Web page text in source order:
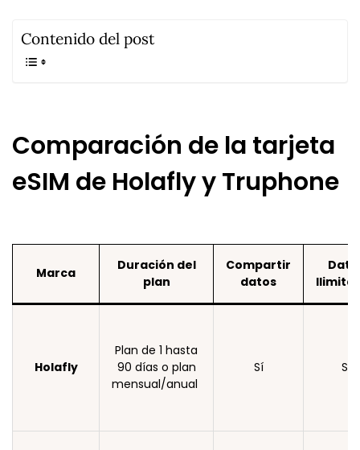
Contenido del post
Comparación de la tarjeta
eSIM de Holafly y Truphone
Marca
Duración del
plan
Compartir
datos
Holafly
Plan de 1 hasta
90 días o plan
mensual/anual
Sí Sí